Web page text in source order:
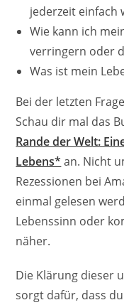
jederzeit einfach
Wie kann ich
verringern oder
Was ist mein
Bei der letzten
Schau dir mal das
Rande der Welt:
Lebens* an. Nicht
Rezessionen bei
einmal gelesen
Lebenssinn oder
näher.
Die Klärung dieser
sorgt dafür, dass